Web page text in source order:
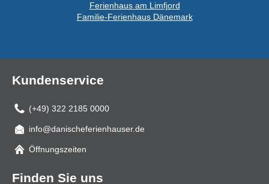
Ferienhaus am Limfjord
Familie-Ferienhaus Dänemark
Kundenservice
(+49) 322 2185 0000
Mail
info@danischeferienhauser.de
Öffnungszeiten
Finden Sie uns